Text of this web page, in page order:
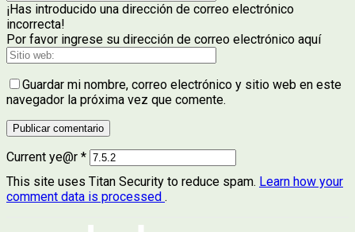
¡Has introducido una dirección de correo electrónico
incorrecta!
Por favor ingrese su dirección de correo electrónico aquí
Guardar mi nombre, correo electrónico y sitio web en este
navegador la próxima vez que comente.
Current ye@r *
This site uses Titan Security to reduce spam. Learn how your
comment data is processed .